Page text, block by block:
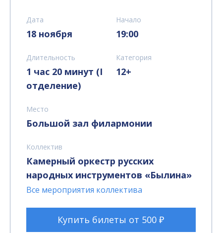
Дата
18 ноября
Начало
19:00
Длительность
1 час 20 минут (I
отделение)
Категория
12+
Место
Большой зал филармонии
Коллектив
Камерный оркестр русских
народных инструментов «Былина»
Все мероприятия коллектива
Купить билеты от 500 ₽